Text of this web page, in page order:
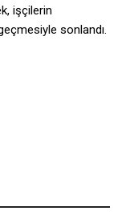
işçilerin
sonlandı.